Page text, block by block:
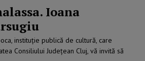
Ioana
instituție publică de cultură, care
Consiliului Județean Cluj, vă invită să